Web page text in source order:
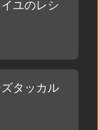
ユのレシ
タッカル